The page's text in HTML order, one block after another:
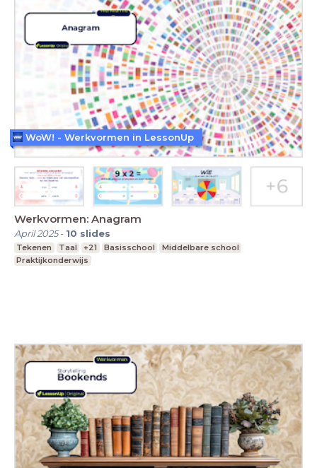
Werkvormen: Anagram
April 2025- 10 slides
Tekenen Taal +21 Basisschool
Middelbare school
Praktijkonderwijs
WoW! - Werkvormen in LessonUp